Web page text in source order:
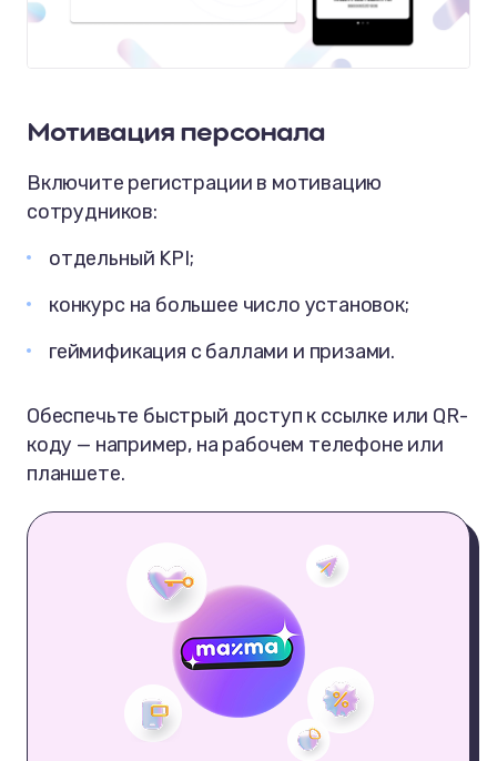
Мотивация персонала
Включите регистрации в мотивацию
сотрудников:
отдельный KPI;
конкурс на большее число установок;
геймификация с баллами и призами.
Обеспечьте быстрый доступ к ссылке или QR-
коду — например, на рабочем телефоне или
планшете.